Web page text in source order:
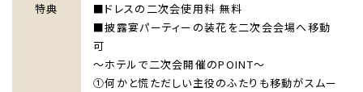
特典
■ドレスの二次会使用料 無料
■披露宴パーティーの装花を二次会会場へ移動
可
～ホテルで二次会開催のPOINT～
①何かと慌ただしい主役のふたりも移動がスムー